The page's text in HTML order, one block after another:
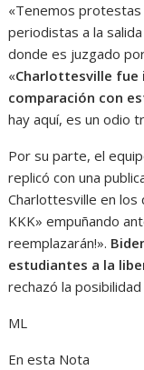
«Tenemos
periodistas a la
donde es juzgado
«Charlottesville fue
comparación con
hay aquí, es un odio
Por su parte, el
replicó con una
Charlottesville en los
KKK» empuñando
reemplazarán!».
estudiantes a la
rechazó la
ML
En esta Nota